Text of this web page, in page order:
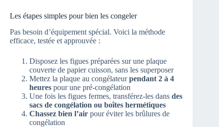
Les étapes simples pour bien les congeler
Pas besoin d’équipement spécial. Voici la méthode
efficace, testée et approuvée :
Disposez les figues préparées sur une plaque
couverte de papier cuisson, sans les superposer
Mettez la plaque au congélateurpendant 2 à 4
heures pour une pré-congélation
Une fois les figues fermes, transférez-les dans des
sacs de congélation ou boîtes hermétiques
Chassez bien l’air pour éviter les brûlures de
congélation